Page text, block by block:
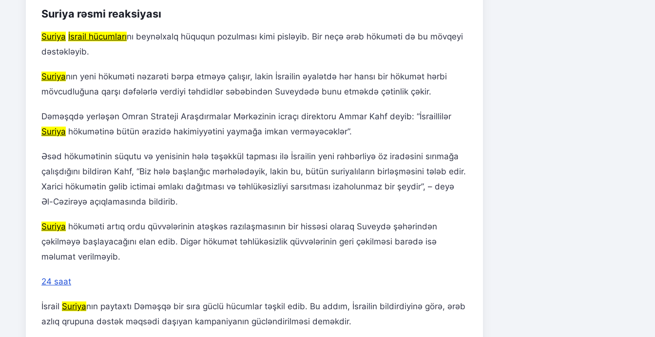
Suriya rəsmi reaksiyası
Suriya İsrail hücumlarını beynəlxalq hüququn pozulması kimi pisləyib. Bir neçə ərəb hökuməti də bu mövqeyi
dəstəkləyib.
Suriyanın yeni hökuməti nəzarəti bərpa etməyə çalışır, lakin İsrailin əyalətdə hər hansı bir hökumət hərbi
mövcudluğuna qarşı dəfələrlə verdiyi təhdidlər səbəbindən Suveydədə bunu etməkdə çətinlik çəkir.
Dəməşqdə yerləşən Omran Strateji Araşdırmalar Mərkəzinin icraçı direktoru Ammar Kahf deyib: “İsraillilər
Suriya hökumətinə bütün ərazidə hakimiyyətini yaymağa imkan verməyəcəklər”.
Əsəd hökumətinin süqutu və yenisinin hələ təşəkkül tapması ilə İsrailin yeni rəhbərliyə öz iradəsini sırımağa
çalışdığını bildirən Kahf, “Biz hələ başlanğıc mərhələdəyik, lakin bu, bütün suriyalıların birləşməsini tələb edir.
Xarici hökumətin gəlib ictimai əmlakı dağıtması və təhlükəsizliyi sarsıtması izaholunmaz bir şeydir”, – deyə
Əl-Cəzirəyə açıqlamasında bildirib.
Suriya hökuməti artıq ordu qüvvələrinin atəşkəs razılaşmasının bir hissəsi olaraq Suveydə şəhərindən
çəkilməyə başlayacağını elan edib. Digər hökumət təhlükəsizlik qüvvələrinin geri çəkilməsi barədə isə
məlumat verilməyib.
24 saat
İsrail Suriyanın paytaxtı Dəməşqə bir sıra güclü hücumlar təşkil edib. Bu addım, İsrailin bildirdiyinə görə, ərəb
azlıq qrupuna dəstək məqsədi daşıyan kampaniyanın gücləndirilməsi deməkdir.